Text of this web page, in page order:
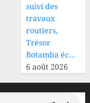
suivi des
travaux
routiers,
Trésor
Botamba éc…
6 août 2026